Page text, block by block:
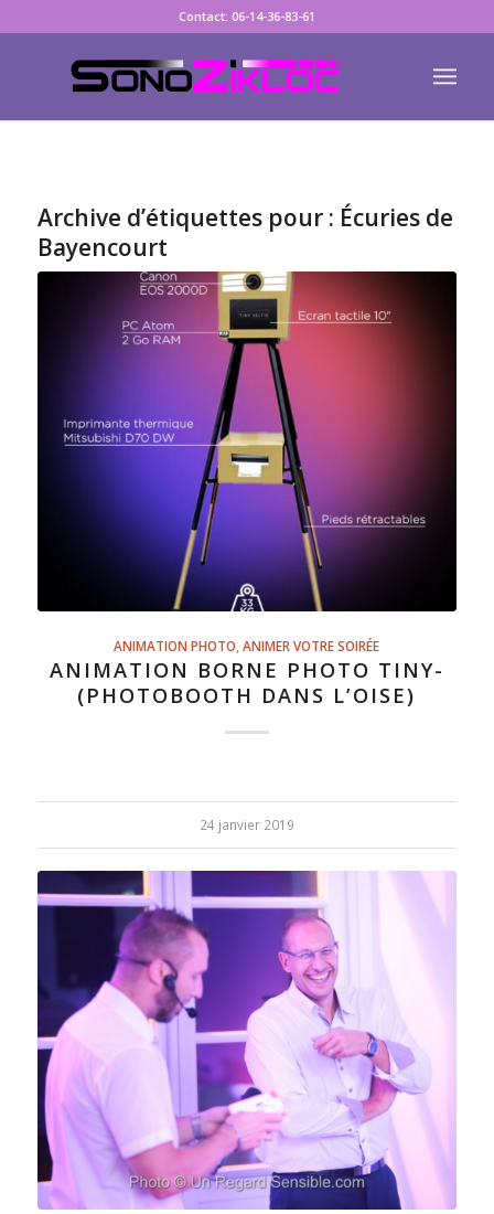
Contact: 06-14-36-83-61
Archive d’étiquettes pour : Écuries de
Bayencourt
ANIMATION PHOTO ,ANIMER VOTRE SOIRÉE
ANIMATION BORNE PHOTO TINY-
(PHOTOBOOTH DANS L’OISE)
24 janvier 2019